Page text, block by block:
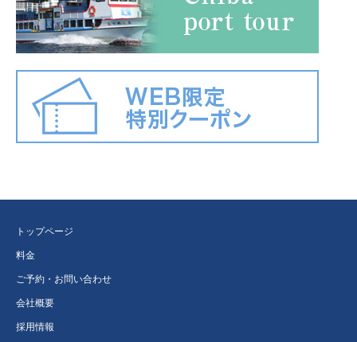
トップページ
料金
ご予約・お問い合わせ
会社概要
採用情報